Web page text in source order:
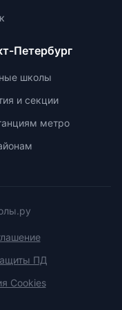
Петербург
школы
и секции
метро
ПД
Cookies